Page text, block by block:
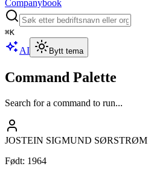
Companybook
⌘K
AI Bytt tema
Command Palette
Search for a command to run...
JOSTEIN SIGMUND SØRSTRØM
Født: 1964